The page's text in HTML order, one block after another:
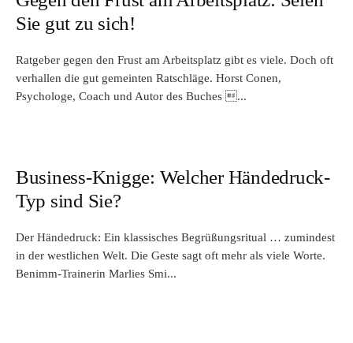
Sie gut zu sich!
Ratgeber gegen den Frust am Arbeitsplatz gibt es viele. Doch oft
verhallen die gut gemeinten Ratschläge. Horst Conen,
Psychologe, Coach und Autor des Buches ...
Business-Knigge: Welcher Händedruck-
Typ sind Sie?
Der Händedruck: Ein klassisches Begrüßungsritual … zumindest
in der westlichen Welt. Die Geste sagt oft mehr als viele Worte.
Benimm-Trainerin Marlies Smi...